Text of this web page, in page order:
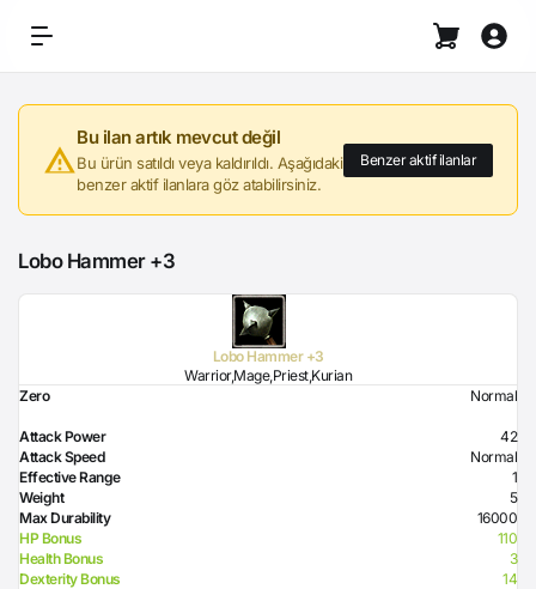
Bu ilan artık mevcut değil
Bu ürün satıldı veya kaldırıldı. Aşağıdaki
benzer aktif ilanlara göz atabilirsiniz.
Benzer aktif ilanlar
Lobo Hammer +3
Lobo Hammer +3
Warrior,Mage,Priest,Kurian
Zero
Normal
Attack Power
42
Attack Speed
Normal
Effective Range
1
Weight
5
Max Durability
16000
HP Bonus
110
Health Bonus
3
Dexterity Bonus
14